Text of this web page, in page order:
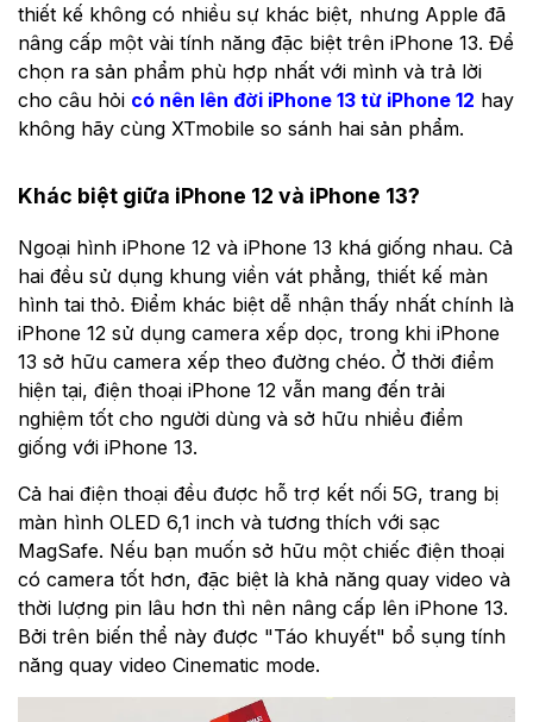
thiết kế không có nhiều sự khác biệt, nhưng Apple đã
nâng cấp một vài tính năng đặc biệt trên iPhone 13. Để
chọn ra sản phẩm phù hợp nhất với mình và trả lời
cho câu hỏi có nên lên đời iPhone 13 từ iPhone 12 hay
không hãy cùng XTmobile so sánh hai sản phẩm.
Khác biệt giữa iPhone 12 và iPhone 13?
Ngoại hình iPhone 12 và iPhone 13 khá giống nhau. Cả
hai đều sử dụng khung viền vát phẳng, thiết kế màn
hình tai thỏ. Điểm khác biệt dễ nhận thấy nhất chính là
iPhone 12 sử dụng camera xếp dọc, trong khi iPhone
13 sở hữu camera xếp theo đường chéo. Ở thời điểm
hiện tại, điện thoại iPhone 12 vẫn mang đến trải
nghiệm tốt cho người dùng và sở hữu nhiều điểm
giống với iPhone 13.
Cả hai điện thoại đều được hỗ trợ kết nối 5G, trang bị
màn hình OLED 6,1 inch và tương thích với sạc
MagSafe. Nếu bạn muốn sở hữu một chiếc điện thoại
có camera tốt hơn, đặc biệt là khả năng quay video và
thời lượng pin lâu hơn thì nên nâng cấp lên iPhone 13.
Bởi trên biến thể này được "Táo khuyết" bổ sụng tính
năng quay video Cinematic mode.